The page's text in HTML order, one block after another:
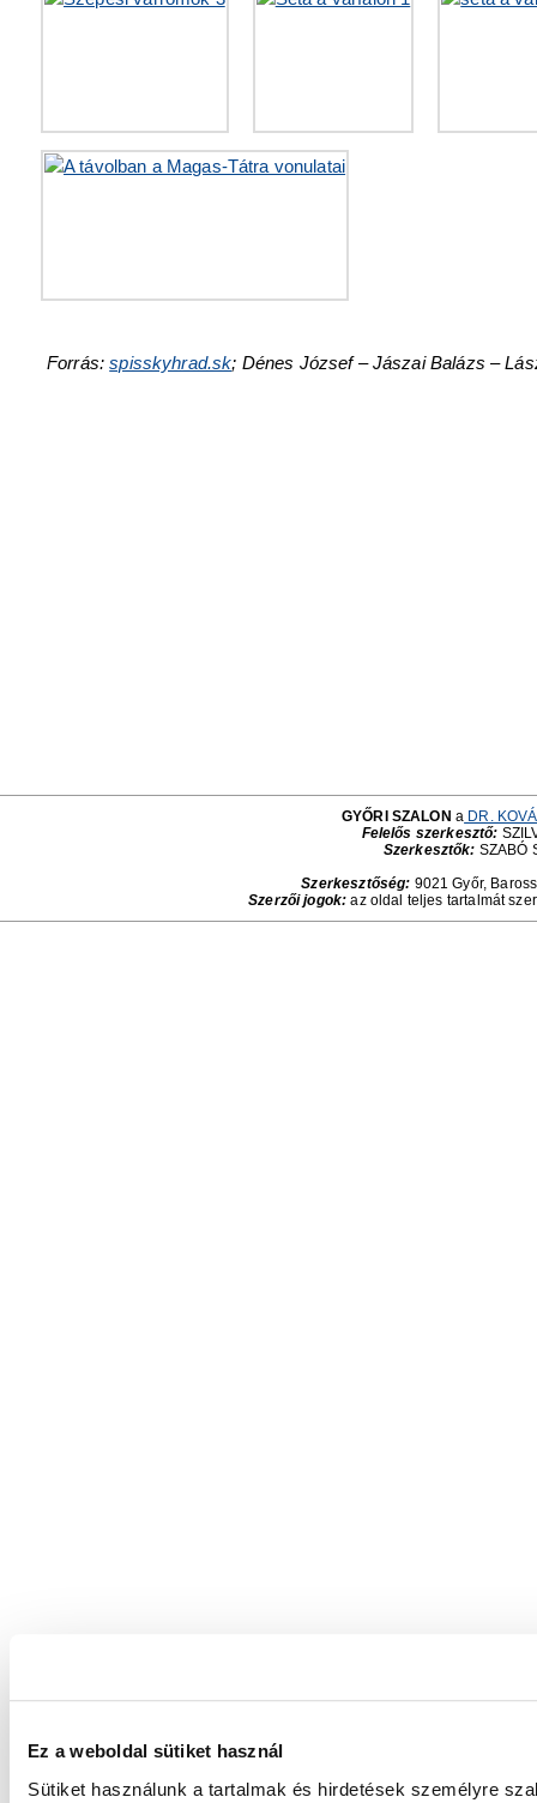
Ez a weboldal sütiket használ
Sütiket használunk a tartalmak és hirdetések személyre
Forrás:spisskyhrad.sk; Dénes József – Jászai Balázs –
GYŐRI SZALON a DR.
Felelős szerkesztő:
Szerkesztők: SZABÓ
Szerkesztőség: 9021 Győr,
Szerzői jogok: az oldal teljes tartalmát